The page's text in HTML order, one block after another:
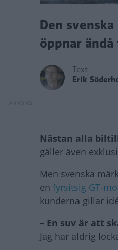
Den
öppnar
Text
Erik
Nästan alla
gäller även
Men svenska
en fyrsitsig GT-
kunderna gillar
– En suv är att
Jag har aldrig